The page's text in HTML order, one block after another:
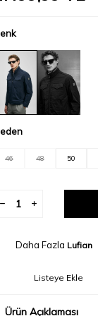
46 48 50
Daha Fazla Lufian
Listeye Ekle
Ürün Açıklaması